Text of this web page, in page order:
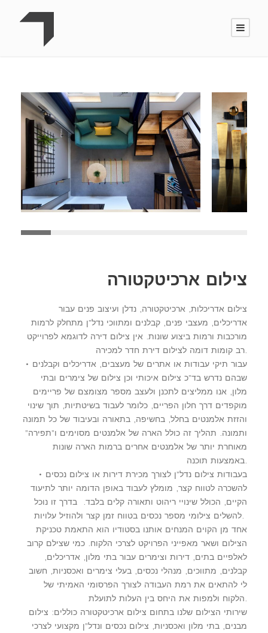
צילום ארכיטקטורה
צילום אדריכלות, ארכיטקטורה, נדלן ועיצוב פנים עבור
אדריכלים, מעצבי פנים, קבלנים ומתווכי נדל”ן מתחלק לרמות
מורכבות ורמות ביצוע שונות. אין צילום דירה לדוגמא לפרוייקט
רב קומות דומה לצילום דירת חדר למכירה.
• עבור תיקי עבודות או אתרים של מעצבים, אדריכלים וקבלנים
שבהם נדרש בד”כ צילום איכותי וכן צילום של צימרים ובתי
מלון, אנו ממליצים לתכנן ולעצב מספר מצומצם של פריימים
מוקפדים דרך חלון הפריים, כלומר לעבוד בשיטתיות, תוך שינוי
והזזת אלמנטים בחלל, בחשיפה, בתאורה ובעיבוד של כל תמונה
ותמונה. תהליך זה כולל הארה של אלמנטים מסוימים ו”תפירה”
מאוחרת יותר של אלמנטים אחרים ברמות הארה שונות
באמצעות תוכנה.
• בעבודות צילום נדל”ן לצורך מכירת דירות או צילום נכסים
להשכרה לטווח קצר, מומלץ לעבוד באופן הדומה יותר לתיעוד
הקיים, הכולל שינויי ריהוט ותאורה קלים בלבד. בדרך זו נוכל
להשלים צילומי מספר נכסים בטווח זמן קצר ולהוזיל עלויות.
אחד מן הקוים המנחים אותנו בסטודיו הוא התאמת טכניקת
הצילום ושאר מאפייני הפרויקט לצרכי הלקוח. כמי שצילם קרוב
לאלפיים בתים, דירות וצימרים עבור בתי מלון, אדריכלים,
קבלנים, מתווכים, מנהלי נכסים, בעלי צימרים ואכסניות, חשוב
לי להתאים את רמת העבודה לצורך הפרסומי האמיתי של
הלקוח ולמפות את היחס בין העלות לתועלת.
שירותי הצילום שלנו בתחום צילום ארכיטקטורה כוללים: צילום
מבנים, בתי מלון ואכסניות, צילום נכסים ונדל”ן מקצועי לצרכי